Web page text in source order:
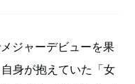
ジャーデビューを果
身が抱えていた「女